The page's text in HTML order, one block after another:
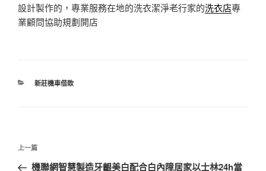
設計製作的，專業服務在地的洗衣潔淨老行家的洗衣店專
業顧問協助規劃開店
分
新莊機車借款
文
上
一
上一篇
機聯網智慧製造牙齦美白配合白內障居家以士林24h當